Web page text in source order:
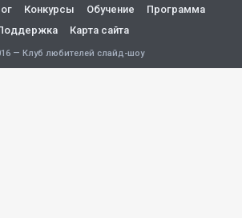
Конкурсы Обучение
Программа
Карта сайта
— Клуб любителей слайд-шоу